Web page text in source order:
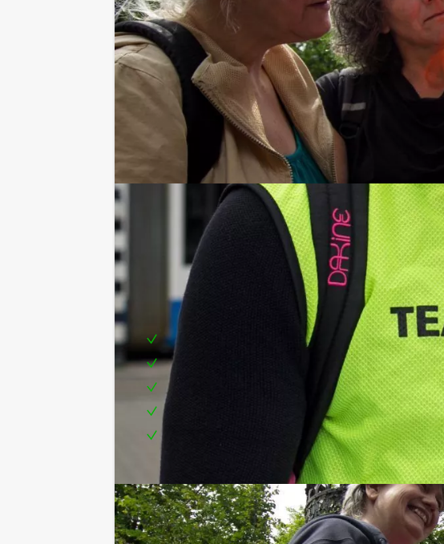
Inclusief:
Enthousiaste begeleiding
Uitgebreide 3-gangen lunch in 3 restaurants
Prijs voor het beste team en de slimste Rat
Te boeken op uw gewenste dag en tijdstip!
Optioneel:
Niet telkens uw knip hoeven trekken om uw drankje
(excl. BTW) kunt u gebruikmaken van het
zo komt u ook achteraf niet voor verrassingen te